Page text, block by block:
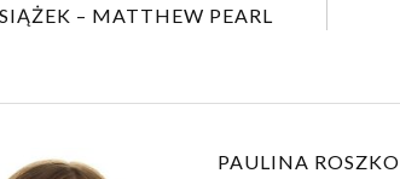
– MATTHEW PEARL
PAULINA ROSZKO